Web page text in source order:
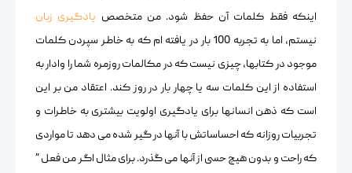
اینکه فقط کلمات آن حفظ شود. من متخصص یادگیری زبان
نیستم، اما به تجربه 100 بار در یافته ام که به خاطر سپردن کلمات
موجود در کتابها، چیزی نیست که در مکالمات روزمره شما را وادار به
استفاده از این کلمات سه یا چهار بار در روز کند. اعتقاد من بر این
است که ذهن انسانها برای یادگیری اولویت بیشتری به خاطرات و
تجربیات روزانه که احساساتش با آنها در گیر شده می دهد تا مواردی
که راحت و بدون هیچ حسی از آنها می گذرد. برای مثال اگر من فعل ”